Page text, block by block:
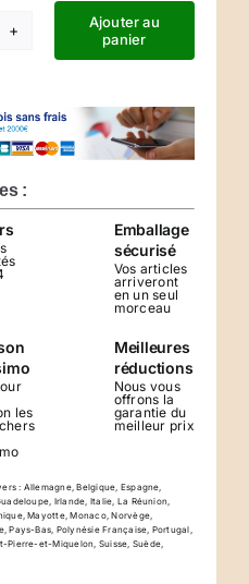
Ajouter au
panier
:
Emballage
sécurisé
Vos articles
arriveront
en un seul
morceau
les
Meilleures
réductions
Nous vous
offrons la
garantie du
meilleur prix
: Allemagne, Belgique, Espagne,
Irlande, Italie, La Réunion,
Mayotte, Monaco, Norvège,
Pays-Bas, Polynésie Française, Portugal,
Pierre-et-Miquelon, Suisse, Suède,